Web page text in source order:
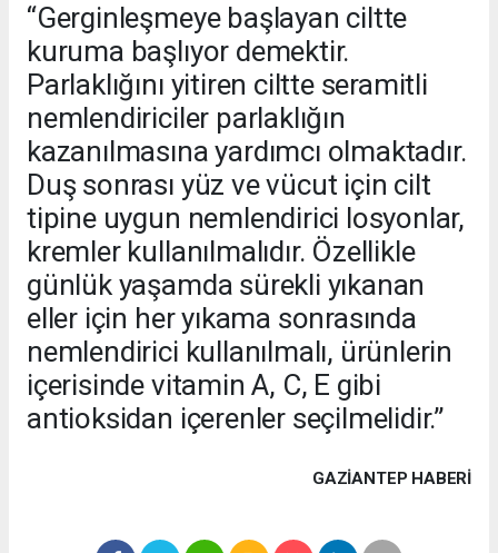
“Gerginleşmeye başlayan ciltte
kuruma başlıyor demektir.
Parlaklığını yitiren ciltte seramitli
nemlendiriciler parlaklığın
kazanılmasına yardımcı olmaktadır.
Duş sonrası yüz ve vücut için cilt
tipine uygun nemlendirici losyonlar,
kremler kullanılmalıdır. Özellikle
günlük yaşamda sürekli yıkanan
eller için her yıkama sonrasında
nemlendirici kullanılmalı, ürünlerin
içerisinde vitamin A, C, E gibi
antioksidan içerenler seçilmelidir.”
GAZIANTEP HABERİ